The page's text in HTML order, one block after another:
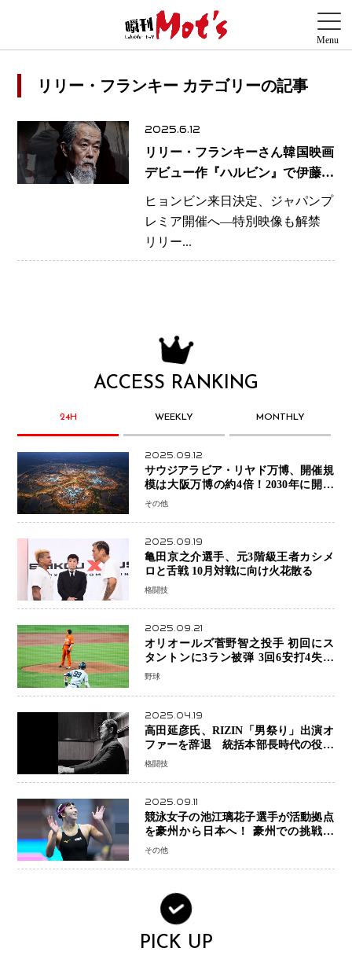
リリー・フランキー カテゴリーの記事
2025.6.12
リリー・フランキーさん韓国映画
デビュー作『ハルビン』で伊藤博
文役に挑戦
ヒョンビン来日決定、ジャパンプ
レミア開催へ―特別映像も解禁
リリー...
ACCESS RANKING
24H WEEKLY MONTHLY
2025.09.12
サウジアラビア・リヤド万博、開催規
模は大阪万博の約4倍！2030年に開幕
予定
その他
2025.09.19
亀田京之介選手、元3階級王者カシメ
格闘技
2025.09.21
オリオールズ菅野智之投手 初回にス
タントンに3ラン被弾 3回6安打4失点
で降板
野球
2025.04.19
高田延彦氏、RIZIN「男祭り」出演オ
ファーを辞退 統括本部長時代の役目
「すでに終えています」と明言
格闘技
2025.09.11
競泳女子の池江璃花子選手が活動拠点
を豪州から日本へ！ 豪州での挑戦を
糧に、28年ロサンゼルス五輪へ再始動
その他
PICK UP